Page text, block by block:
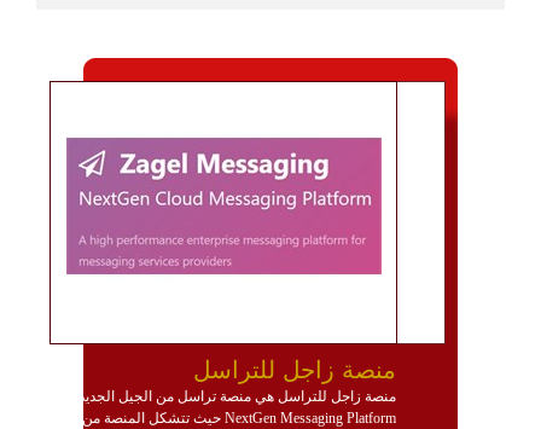
منصة زاجل للتراسل
منصة زاجل للتراسل هي منصة تراسل من الجيل الجديد
NextGen Messaging Platform حيث تتشكل المنصة من